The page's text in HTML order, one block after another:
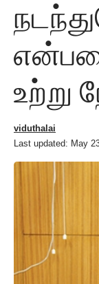
உற்று
Last updated: May
viduthalai